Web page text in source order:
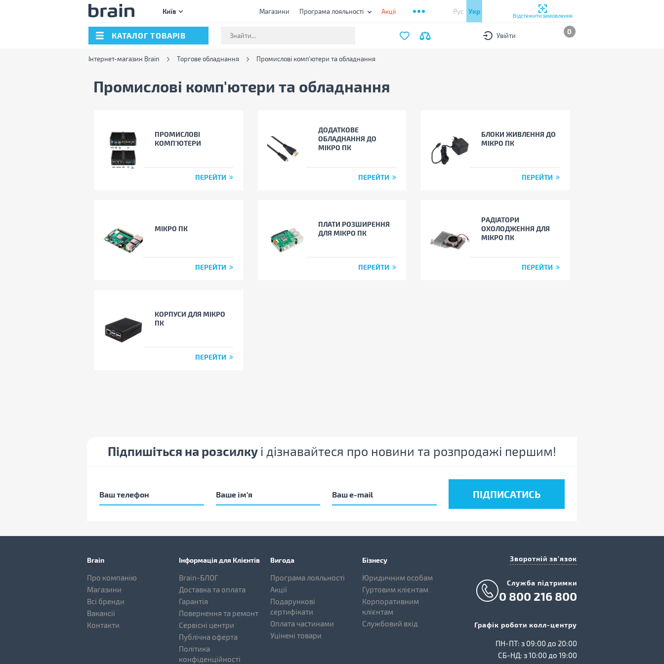
Київ Магазини Програма лояльності Акції Рус Укр
Відстежити замовлення
КАТАЛОГ ТОВАРІВ Увійти 0
Інтернет-магазин Brain Торгове обладнання Промислові комп'ютери та обладнання
Промислові комп'ютери та обладнання
ПРОМИСЛОВІ
КОМП'ЮТЕРИ
ПЕРЕЙТИ
ДОДАТКОВЕ
ОБЛАДНАННЯ ДО
МІКРО ПК
ПЕРЕЙТИ
БЛОКИ ЖИВЛЕННЯ ДО
МІКРО ПК
ПЕРЕЙТИ
МІКРО ПК
ПЕРЕЙТИ
ПЛАТИ РОЗШИРЕННЯ
ДЛЯ МІКРО ПК
ПЕРЕЙТИ
РАДІАТОРИ
ОХОЛОДЖЕННЯ ДЛЯ
МІКРО ПК
ПЕРЕЙТИ
КОРПУСИ ДЛЯ МІКРО
ПК
ПЕРЕЙТИ
Підпишіться на розсилку і дізнавайтеся про новини та розпродажі першим!
Brain
Про компанію
Магазини
Всі бренди
Вакансії
Контакти
Інформація для Клієнтів
Brain-БЛОГ
Доставка та оплата
Гарантія
Повернення та ремонт
Сервісні центри
Публічна оферта
Політика
конфіденційності
Вигода
Програма лояльності
Акції
Подарункові
сертифікати
Оплата частинами
Уцінені товари
Бізнесу
Юридичним особам
Гуртовим клієнтам
Корпоративним
клієнтам
Службовий вхід
Зворотній зв'язок
Cлужба підтримки
0 800 216 800
Графік роботи колл-центру
ПН-ПТ: з 09:00 до 20:00
СБ-НД: з 10:00 до 19:00